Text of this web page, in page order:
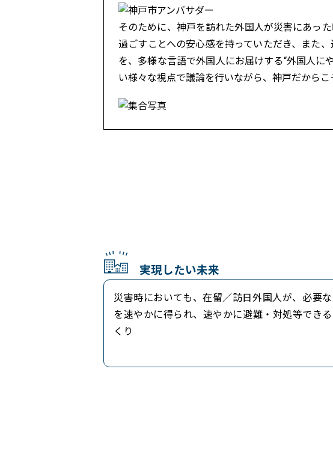
そのために、神戸を訪れた外国人が災害にあっ
過ごすことへの安心感を持っていただき、また
を、多様な言語で外国人にお届けする“外国人に
い様々な視点で議論を行いながら、神戸だから
実現したい未来
災害時においても、在留／訪日外国人が、必要
を速やかに得られ、速やかに避難・対処等でき
くり